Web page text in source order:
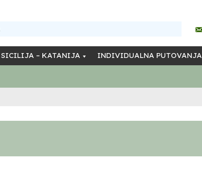
SICILIJA – KATANIJA INDIVIDUALNA PUTOVANJA